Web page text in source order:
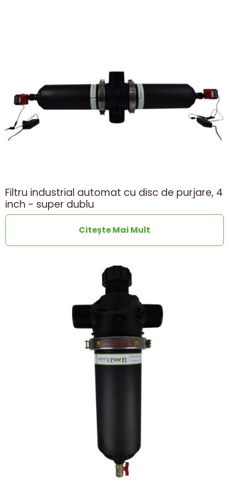
Filtru industrial automat cu disc de purjare, 4
inch - super dublu
Citește Mai Mult